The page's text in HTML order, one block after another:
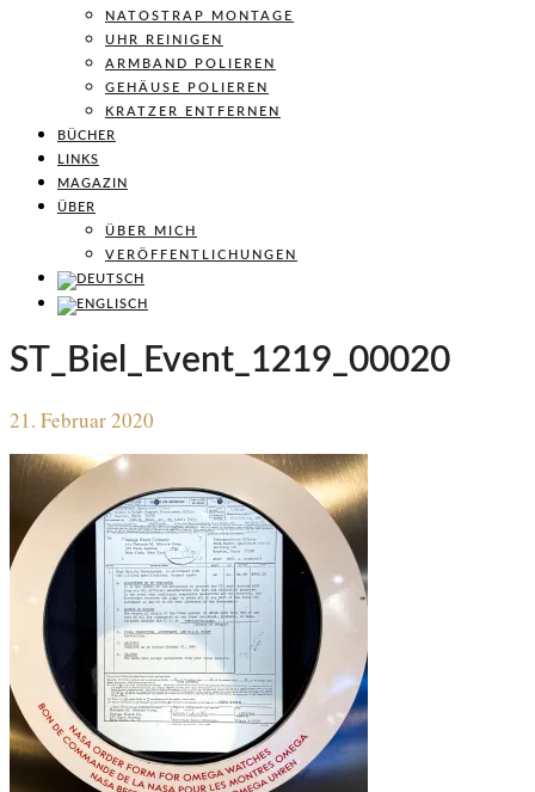
NATOSTRAP MONTAGE
UHR REINIGEN
ARMBAND POLIEREN
GEHÄUSE POLIEREN
KRATZER ENTFERNEN
BÜCHER
LINKS
MAGAZIN
ÜBER
ÜBER MICH
VERÖFFENTLICHUNGEN
ST_Biel_Event_1219_00020
21. Februar 2020